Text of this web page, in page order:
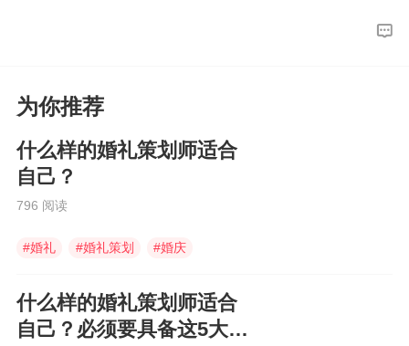
为你推荐
什么样的婚礼策划师适合
自己？
796 阅读
#婚礼 #婚礼策划 #婚庆
什么样的婚礼策划师适合
自己？必须要具备这5大能